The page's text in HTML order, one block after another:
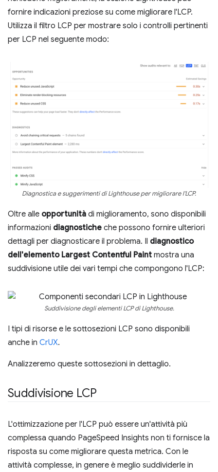
fornire indicazioni preziose su come migliorare l'LCP.
Utilizza il filtro LCP per mostrare solo i controlli pertinenti
per LCP nel seguente modo:
Diagnostica e suggerimenti di Lighthouse per migliorare l'LCP.
Oltre alle opportunità di miglioramento, sono disponibili
informazioni diagnostiche che possono fornire ulteriori
dettagli per diagnosticare il problema. Il diagnostico
dell'elemento Largest Contentful Paint mostra una
suddivisione utile dei vari tempi che compongono l'LCP:
Suddivisione degli elementi LCP di Lighthouse.
I tipi di risorse e le sottosezioni LCP sono disponibili
anche in CrUX.
Analizzeremo queste sottosezioni in dettaglio.
Suddivisione LCP
L'ottimizzazione per l'LCP può essere un'attività più
complessa quando PageSpeed Insights non ti fornisce la
risposta su come migliorare questa metrica. Con le
attività complesse, in genere è meglio suddividerle in